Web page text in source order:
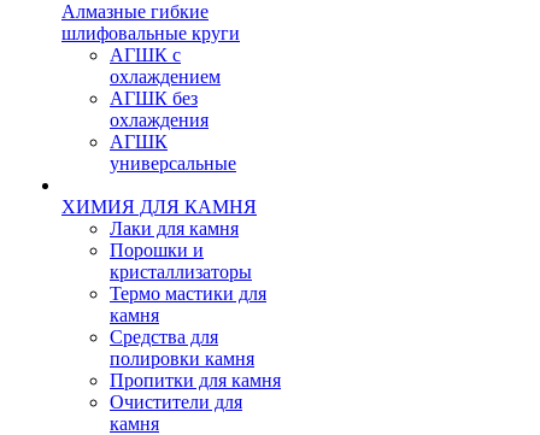
Алмазные гибкие
шлифовальные круги
АГШК с
охлаждением
АГШК без
охлаждения
АГШК
универсальные
ХИМИЯ ДЛЯ КАМНЯ
Лаки для камня
Порошки и
кристаллизаторы
Термо мастики для
камня
Средства для
полировки камня
Пропитки для камня
Очистители для
камня